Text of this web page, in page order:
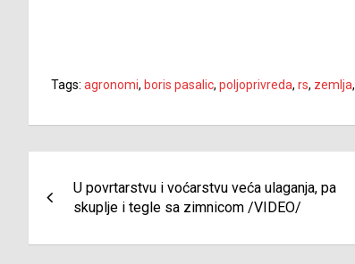
Tags: agronomi, boris pasalic, poljoprivreda, rs, zemlja,
članaka
U povrtarstvu i voćarstvu veća ulaganja, pa
skuplje i tegle sa zimnicom /VIDEO/